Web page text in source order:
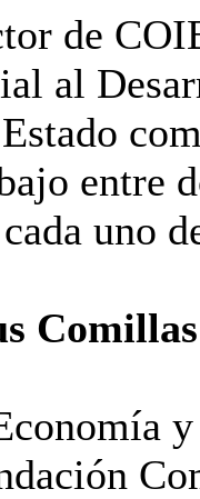
de
al
entre
uno
Comillas